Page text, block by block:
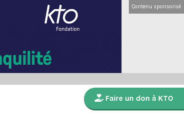
Contenu sponsorisé
Faire un don à KTO